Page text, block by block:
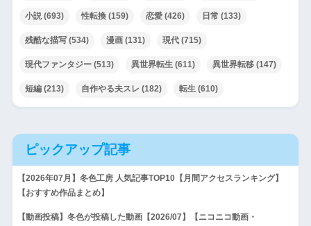
小説(693) 性転換(159) 恋愛(426) 日常 (133)
残酷な描写(534) 漫画(131) 現代(715)
現代ファンタジー(513) 異世界転生(611) 異世界転移(147)
短編(213) 自作やる夫スレ (182) 転生(610)
ピックアップ記事
【2026年07月】冬色工房 人気記事TOP10【月間アクセスランキング】
【おすすめ作品まとめ】
【動画投稿】冬色が投稿した動画【2026/07】【ニコニコ動画・